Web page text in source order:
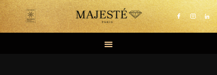
Aller
au
contenu